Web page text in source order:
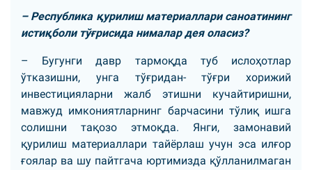
– Республика қурилиш материаллари саноатининг
истиқболи тўғрисида нималар дея оласиз?
– Бугунги давр тармоқда туб ислоҳотлар
ўтказишни, унга тўғридан- тўғри хорижий
инвестицияларни жалб этишни кучайтиришни,
мавжуд имкониятларнинг барчасини тўлиқ ишга
солишни тақозо этмоқда. Янги, замонавий
қурилиш материаллари тайёрлаш учун эса илғор
ғоялар ва шу пайтгача юртимизда қўлланилмаган